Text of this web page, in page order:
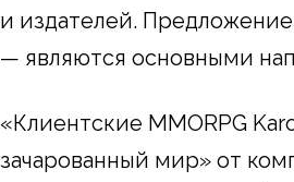
и издателей.
— являются основными
«Клиентские MMORPG
зачарованный мир» от